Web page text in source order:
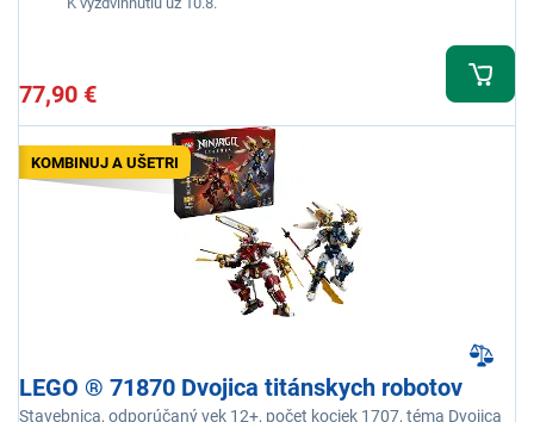
77,90 €
KOMBINUJ A UŠETRI
LEGO ® 71870 Dvojica titánskych robotov
Stavebnica, odporúčaný vek 12+, počet kociek 1707, téma Dvojica